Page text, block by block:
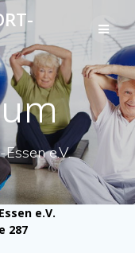
e.V.
e.V.
287